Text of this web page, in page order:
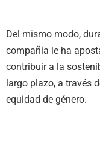
Del mismo modo,
compañía le ha
contribuir a la
largo plazo, a través
equidad de género.